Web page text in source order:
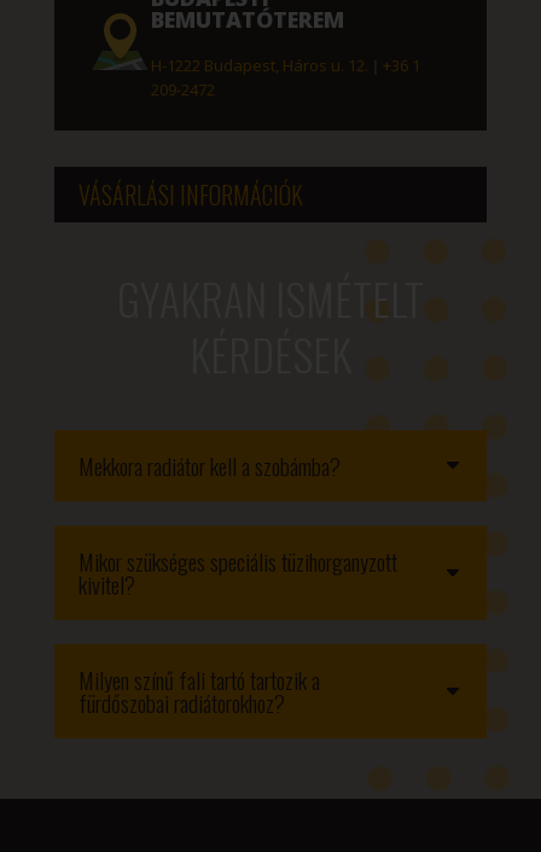
BEMUTATÓTEREM
H-1222 Budapest, Háros u. 12.
+36 1
209-2472
VÁSÁRLÁSI INFORMÁCIÓK
GYAKRAN ISMÉTELT
Mekkora radiátor kell a szobámba?
Mikor szükséges speciális tüzihorganyzott
kivitel?
Milyen színű fali tartó tartozik a
fürdőszobai radiátorokhoz?